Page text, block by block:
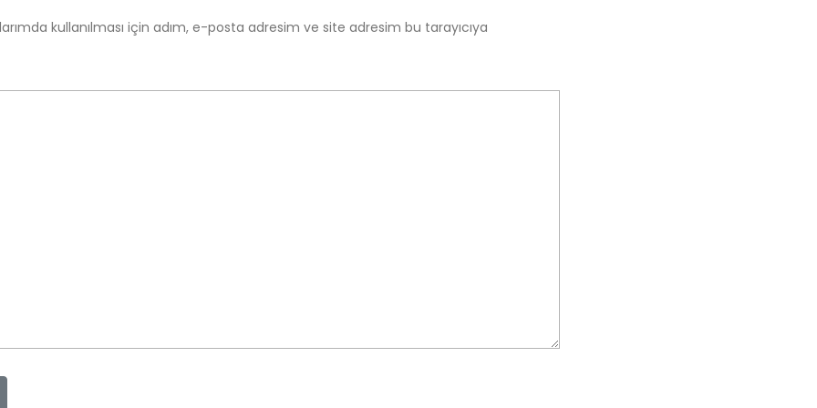
kullanılması için adım, e-posta adresim ve site adresim bu tarayıcıya